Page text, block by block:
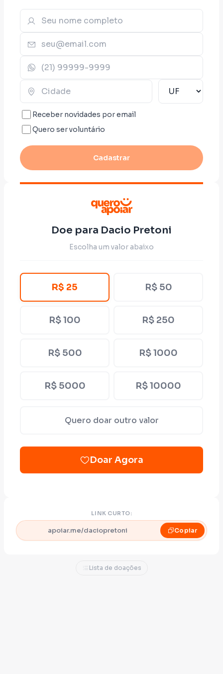
Receber novidades por email
Quero ser voluntário
Cadastrar
Doe para Dacio Pretoni
Escolha um valor abaixo
R$ 25 R$ 50
R$ 100 R$ 250
R$ 500 R$ 1000
R$ 5000 R$ 10000
Quero doar outro valor
Doar Agora
LINK CURTO:
apoiar.me/daciopretoni Copiar
Lista de doações